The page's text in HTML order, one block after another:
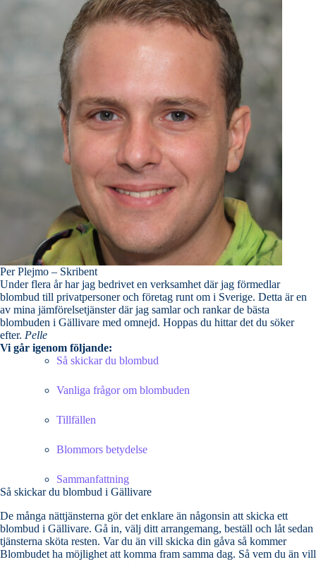
Per Plejmo – Skribent
Under flera år har jag bedrivet en verksamhet där jag förmedlar
blombud till privatpersoner och företag runt om i Sverige. Detta är en
av mina jämförelsetjänster där jag samlar och rankar de bästa
blombuden i Gällivare med omnejd. Hoppas du hittar det du söker
efter. Pelle
Vi går igenom följande:
Så skickar du blombud
Vanliga frågor om blombuden
Tillfällen
Blommors betydelse
Sammanfattning
Så skickar du blombud i Gällivare
De många nättjänsterna gör det enklare än någonsin att skicka ett
blombud i Gällivare. Gå in, välj ditt arrangemang, beställ och låt sedan
tjänsterna sköta resten. Var du än vill skicka din gåva så kommer
Blombudet ha möjlighet att komma fram samma dag. Så vem du än vill